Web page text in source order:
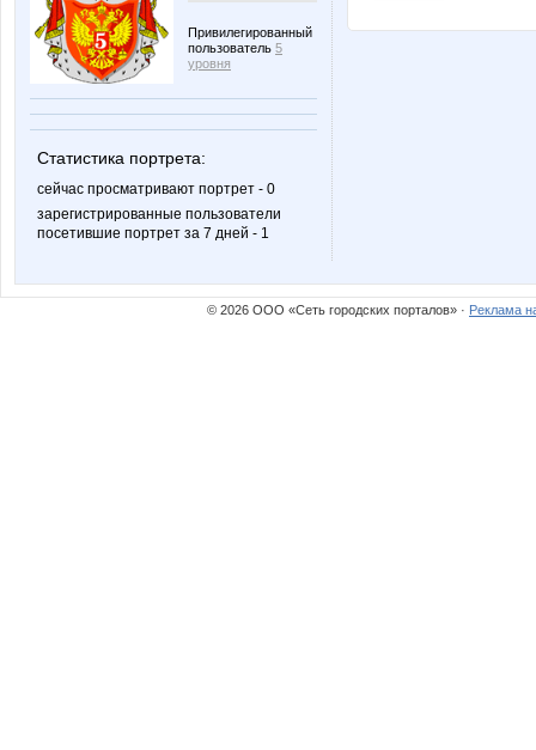
Привилегированный
пользователь 5
уровня
Статистика портрета:
сейчас просматривают портрет - 0
зарегистрированные пользователи
посетившие портрет за 7 дней - 1
© 2026 ООО «Сеть городских порталов» · Реклама